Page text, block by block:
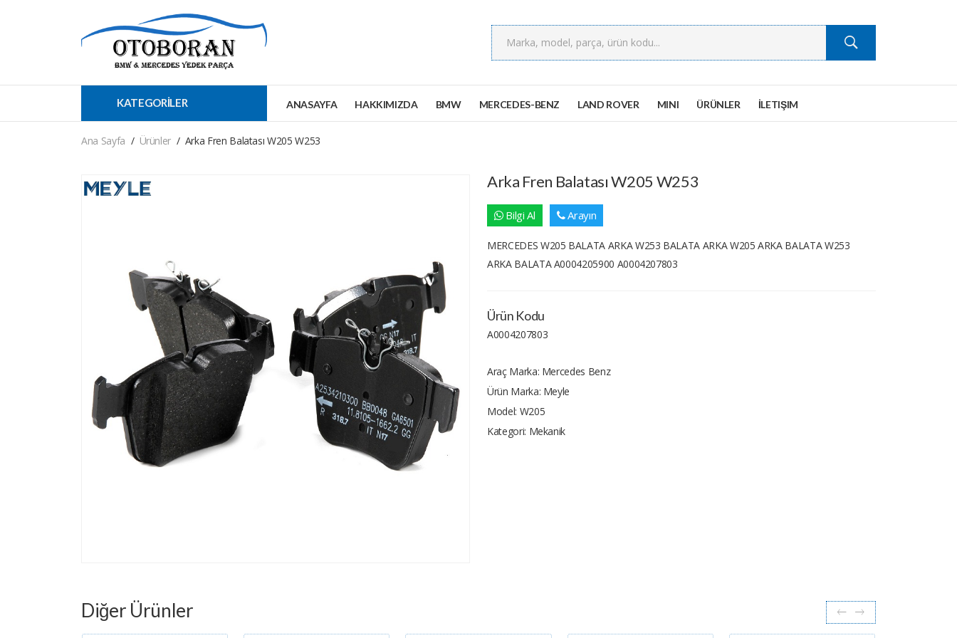
KATEGORİLER ANASAYFA HAKKIMIZDA BMW MERCEDES-BENZ LAND ROVER MINI ÜRÜNLER İLETIŞIM
Ana Sayfa Ürünler Arka Fren Balatası W205 W253
Arka Fren Balatası W205 W253
Bilgi Al Arayın
MERCEDES W205 BALATA ARKA W253 BALATA ARKA W205 ARKA BALATA W253
ARKA BALATA A0004205900 A0004207803
Ürün Kodu
A0004207803
Araç Marka: Mercedes Benz
Ürün Marka: Meyle
Model: W205
Kategori: Mekanik
Diğer Ürünler